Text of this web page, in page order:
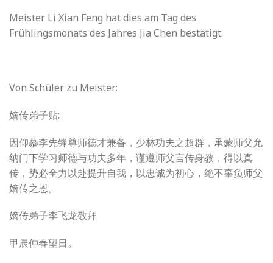
Meister Li Xian Feng hat dies am Tag des
Frühlingsmonats des Jahres Jia Chen bestätigt.
Von Schüler zu Meister:
嫡传弟子贴:
因仰慕李先锋尊师德才兼备，少林功夫之超群，承蒙师父允
纳门下学习师德与功夫多年，谨遵师父言传身教，得以真
传，势必全力以赴提升自我，以忠诚为初心，绝不辜负师父
嫡传之恩。
嫡传弟子李飞龙敬拜
甲辰仲春望日。